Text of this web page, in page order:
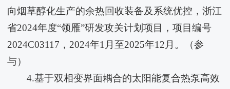
向烟草醇化生产的余热回收装备及系统优控，浙江
省2024年度“领雁”研发攻关计划项目，项目编号
2024C03117，2024年1月至2025年12月。（参
与）
4.基于双相变界面耦合的太阳能复合热泵高效